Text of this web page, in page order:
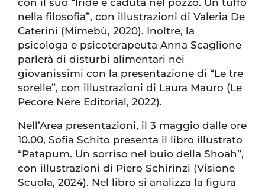
con il suo “Iride è caduta nel pozzo. Un tuffo
nella filosofia”, con illustrazioni di Valeria De
Caterini (Mimebù, 2020). Inoltre, la
psicologa e psicoterapeuta Anna Scaglione
parlerà di disturbi alimentari nei
giovanissimi con la presentazione di “Le tre
sorelle”, con illustrazioni di Laura Mauro (Le
Pecore Nere Editorial, 2022).
Nell’Area presentazioni, il 3 maggio dalle ore
10.00, Sofia Schito presenta il libro illustrato
“Patapum. Un sorriso nel buio della Shoah”,
con illustrazioni di Piero Schirinzi (Visione
Scuola, 2024). Nel libro si analizza la figura